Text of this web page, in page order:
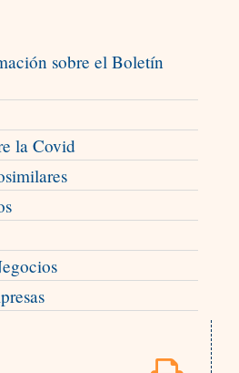
sobre el Boletín
la Covid